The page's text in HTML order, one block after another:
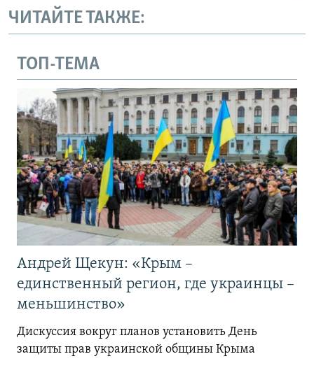
ЧИТАЙТЕ ТАКЖЕ:
ТОП-ТЕМА
Андрей Щекун: «Крым –
единственный регион, где украинцы –
меньшинство»
Дискуссия вокруг планов установить День
защиты прав украинской общины Крыма